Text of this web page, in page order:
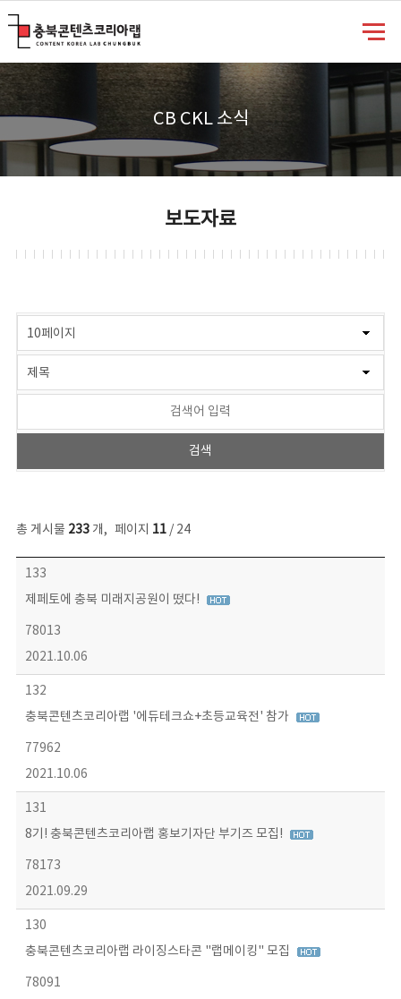
CB CKL 소식
보도자료
총 게시물 233개, 페이지 11/ 24
보도자료 목록 - 번호, 제목, 작성자, 파일, 조회수, 작성일 정보 제공
133
제페토에 충북 미래지공원이 떴다!
78013
2021.10.06
132
충북콘텐츠코리아랩 '에듀테크쇼+초등교육전' 참가
77962
2021.10.06
131
8기! 충북콘텐츠코리아랩 홍보기자단 부기즈 모집!
78173
2021.09.29
130
충북콘텐츠코리아랩 라이징스타콘 "랩메이킹" 모집
78091